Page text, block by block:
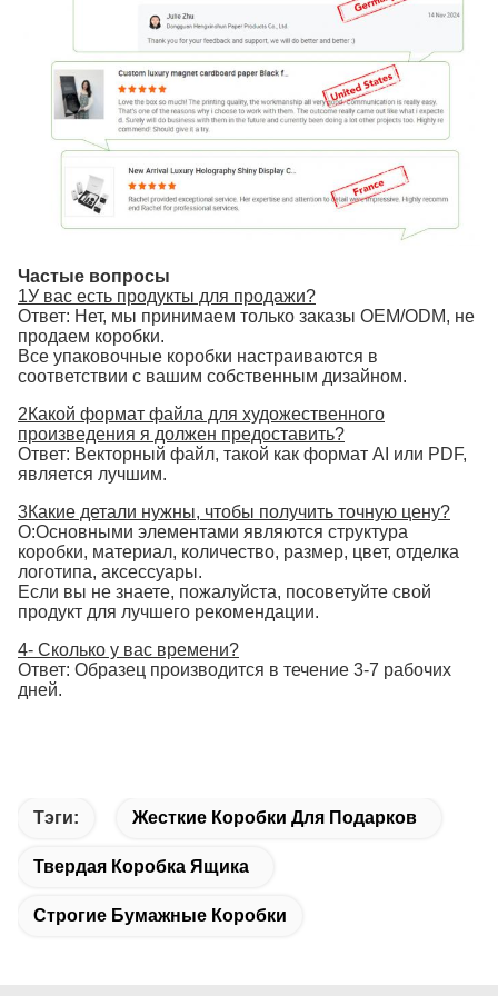
Частые вопросы
1У вас есть продукты для продажи?
Ответ: Нет, мы принимаем только заказы OEM/ODM, не
продаем коробки.
Все упаковочные коробки настраиваются в
соответствии с вашим собственным дизайном.
2Какой формат файла для художественного
произведения я должен предоставить?
Ответ: Векторный файл, такой как формат AI или PDF,
является лучшим.
3Какие детали нужны, чтобы получить точную цену?
О:Основными элементами являются структура
коробки, материал, количество, размер, цвет, отделка
логотипа, аксессуары.
Если вы не знаете, пожалуйста, посоветуйте свой
продукт для лучшего рекомендации.
4- Сколько у вас времени?
Ответ: Образец производится в течение 3-7 рабочих
дней.
Тэги: Жесткие Коробки Для Подарков
Твердая Коробка Ящика
Строгие Бумажные Коробки